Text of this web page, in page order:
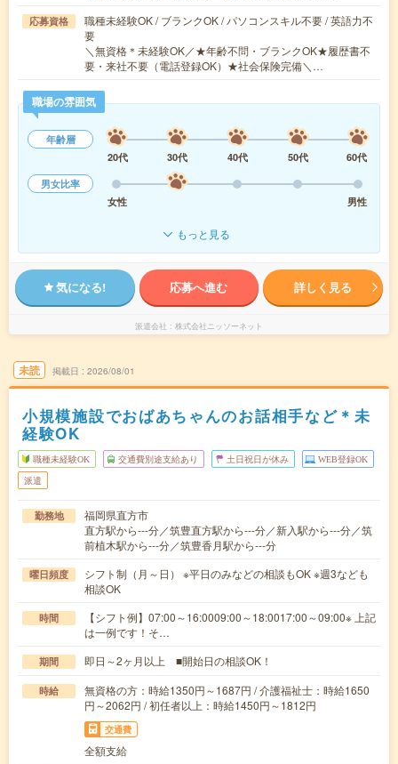
応募資格
職種未経験OK / ブランクOK / パソコンスキル不要 / 英語力不
要
＼無資格＊未経験OK／★年齢不問・ブランクOK★履歴書不
要・来社不要（電話登録OK）★社会保険完備＼…
職場の雰囲気
年齢層
20代
30代 40代 50代
60代
男女比率
女性
男性
もっと見る
気になる! 応募へ進む 詳しく見る
派遣会社 株式会社ニッソーネット
未読 掲載日 2026/08/01
小規模施設でおばあちゃんのお話相手など＊未
経験OK
職種未経験OK 交通費別途支給あり 土日祝日が休み WEB登録OK
派遣
勤務地
福岡県直方市
直方駅から---分／筑豊直方駅から---分／新入駅から---分／筑
前植木駅から---分／筑豊香月駅から---分
曜日頻度
シフト制（月～日） ※平日のみなどの相談もOK ※週3なども
相談OK
時間
【シフト例】07:00～16:0009:00～18:0017:00～09:00※ 上記
は一例です！そ…
期間 即日～2ヶ月以上 ■開始日の相談OK！
時給
無資格の方：時給1350円～1687円 / 介護福祉士：時給1650
円～2062円 / 初任者以上：時給1450円～1812円
交通費
全額支給